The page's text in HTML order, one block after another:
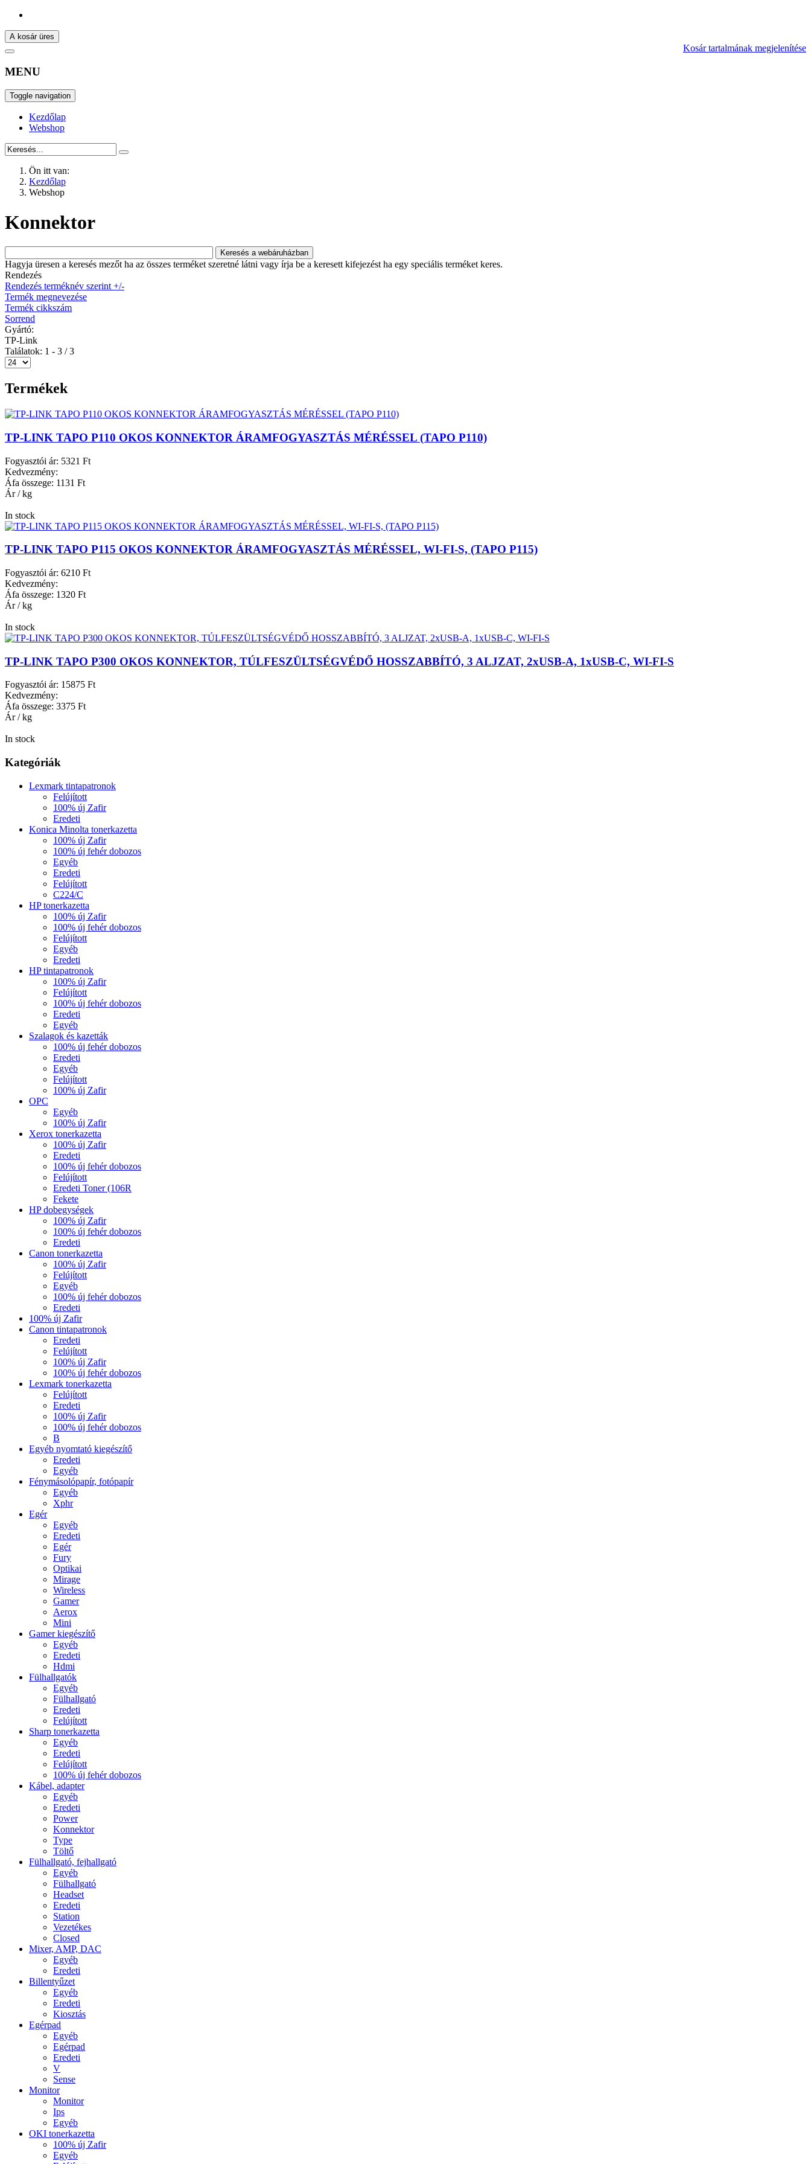
A kosár üres
Kosár tartalmának megjelenítése
MENU
Toggle navigation
Kezdőlap
Webshop
Ön itt van:
Kezdőlap
Webshop
Konnektor
Hagyja üresen a keresés mezőt ha az összes terméket szeretné látni vagy írja be a keresett kifejezést ha egy speciális terméket keres.
Rendezés
Rendezés terméknév szerint +/-
Termék megnevezése
Termék cikkszám
Sorrend
Gyártó:
TP-Link
Találatok: 1 - 3 / 3
Termékek
TP-LINK TAPO P110 OKOS KONNEKTOR ÁRAMFOGYASZTÁS MÉRÉSSEL (TAPO P110)
Fogyasztói ár: 5321 Ft
Kedvezmény:
Áfa összege: 1131 Ft
Ár / kg
In stock
TP-LINK TAPO P115 OKOS KONNEKTOR ÁRAMFOGYASZTÁS MÉRÉSSEL, WI-FI-S, (TAPO P115)
Fogyasztói ár: 6210 Ft
Kedvezmény:
Áfa összege: 1320 Ft
Ár / kg
In stock
TP-LINK TAPO P300 OKOS KONNEKTOR, TÚLFESZÜLTSÉGVÉDŐ HOSSZABBÍTÓ, 3 ALJZAT, 2xUSB-A, 1xUSB-C, WI-FI-S
Fogyasztói ár: 15875 Ft
Kedvezmény:
Áfa összege: 3375 Ft
Ár / kg
In stock
Kategóriák
Lexmark tintapatronok
Felújított
100% új Zafir
Eredeti
Konica Minolta tonerkazetta
100% új Zafir
100% új fehér dobozos
Egyéb
Eredeti
Felújított
C224/C
HP tonerkazetta
100% új Zafir
100% új fehér dobozos
Felújított
Egyéb
Eredeti
HP tintapatronok
100% új Zafir
Felújított
100% új fehér dobozos
Eredeti
Egyéb
Szalagok és kazetták
100% új fehér dobozos
Eredeti
Egyéb
Felújított
100% új Zafir
OPC
Egyéb
100% új Zafir
Xerox tonerkazetta
100% új Zafir
Eredeti
100% új fehér dobozos
Felújított
Eredeti Toner (106R
Fekete
HP dobegységek
100% új Zafir
100% új fehér dobozos
Eredeti
Canon tonerkazetta
100% új Zafir
Felújított
Egyéb
100% új fehér dobozos
Eredeti
100% új Zafir
Canon tintapatronok
Eredeti
Felújított
100% új Zafir
100% új fehér dobozos
Lexmark tonerkazetta
Felújított
Eredeti
100% új Zafir
100% új fehér dobozos
B
Egyéb nyomtató kiegészítő
Eredeti
Egyéb
Fénymásolópapír, fotópapír
Egyéb
Xphr
Egér
Egyéb
Eredeti
Egér
Fury
Optikai
Mirage
Wireless
Gamer
Aerox
Mini
Gamer kiegészítő
Egyéb
Eredeti
Hdmi
Fülhallgatók
Egyéb
Fülhallgató
Eredeti
Felújított
Sharp tonerkazetta
Egyéb
Eredeti
Felújított
100% új fehér dobozos
Kábel, adapter
Egyéb
Eredeti
Power
Konnektor
Type
Töltő
Fülhallgató, fejhallgató
Egyéb
Fülhallgató
Headset
Eredeti
Station
Vezetékes
Closed
Mixer, AMP, DAC
Egyéb
Eredeti
Billentyűzet
Egyéb
Eredeti
Kiosztás
Egérpad
Egyéb
Egérpad
Eredeti
V
Sense
Monitor
Monitor
Ips
Egyéb
OKI tonerkazetta
100% új Zafir
Egyéb